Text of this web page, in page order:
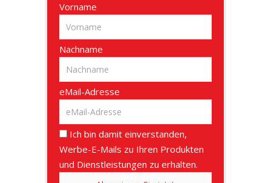
Vorname
Nachname
eMail-Adresse
Ich bin damit einverstanden,
Werbe-E-Mails zu Ihren Produkten
und Dienstleistungen zu erhalten.